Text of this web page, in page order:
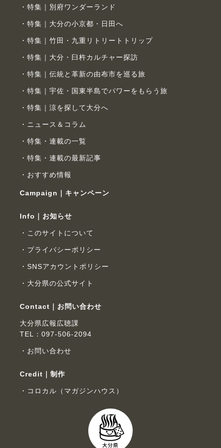
特集｜別府ワンダーランド
特集｜大分の小京都・日田へ
特集｜竹田・九重リトリートトリップ
特集｜大分・臼杵カルチャー探訪
特集｜伝統と革新の由布市を巡る旅
特集｜宇佐・国東半島でパワーをもらう旅
特集｜涼を探して大分へ
ニュース＆コラム
特集・連載の一覧
特集・連載の最新記事
おすすめ情報
Campaign｜キャンペーン
Info｜お知らせ
このサイトについて
プライバシーポリシー
SNSアカウントポリシー
大分県の公式サイト
Contact｜お問い合わせ
大分県広報広聴課
TEL：097-506-2094
お問い合わせ
Credit｜制作
コロカル（マガジンハウス）